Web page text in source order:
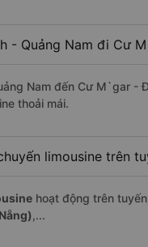
- Quảng Nam đi Cư
Nam đến Cư M`gar -
thoải mái.
limousine trên
hoạt động trên
,...